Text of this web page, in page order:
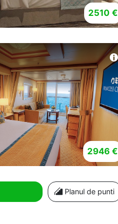
2510 €
2946 €
Planul de punti